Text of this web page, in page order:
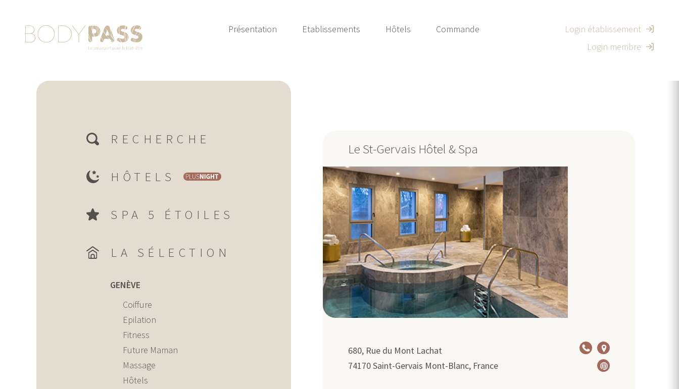
Présentation Etablissements Hôtels Commande
Login établissement
Login membre
RECHERCHE
HÔTELS
SPA 5 ÉTOILES
LA SÉLECTION
GENÈVE
Coiffure
Epilation
Fitness
Future Maman
Massage
Hôtels
Le St-Gervais Hôtel & Spa
680, Rue du Mont Lachat
74170Saint-Gervais Mont-Blanc, France